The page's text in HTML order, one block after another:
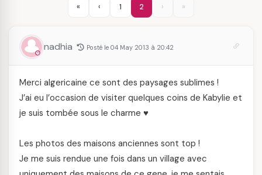
« ‹ 1 2 › »
nadhia Posté le 04 May 2013 à 20:42
Merci algericaine ce sont des paysages sublimes !
J’ai eu l’occasion de visiter quelques coins de Kabylie et
je suis tombée sous le charme ♥
Les photos des maisons anciennes sont top !
Je me suis rendue une fois dans un village avec